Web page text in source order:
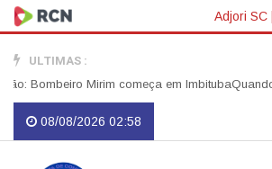
Adjori SC |
ULTIMAS :
Mirim começa em ImbitubaQuando a
08/08/2026 02:58